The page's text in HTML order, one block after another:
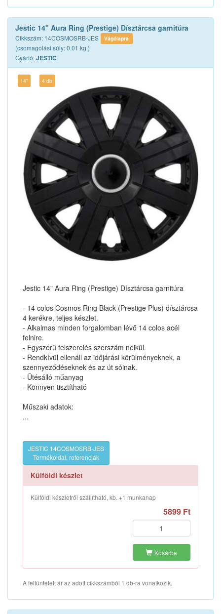
Jestic 14" Aura Ring (Prestige) Dísztárcsa garnitúra
Cikkszám: 14COSMOSRB-JES Vágólapra
(csomagolási súly: 0.01 kg.)
Gyártó:JESTIC
14" 4 db
Jestic 14" Aura Ring (Prestige) Dísztárcsa garnitúra
- 14 colos Cosmos Ring Black (Prestige Plus) dísztárcsa
4 kerékre, teljes készlet.
- Alkalmas minden forgalomban lévő 14 colos acél
felnire.
- Egyszerű felszerelés szerszám nélkül.
- Rendkívül ellenáll az időjárási körülményeknek, a
szennyeződéseknek és az út sóinak.
- Ütésálló műanyag
- Könnyen tisztítható
Műszaki adatok:
...
JESTIC 14COSMOSRB-JES
Termékoldal, referenciák
Külföldi készlet
Külföldi készletről szállítható, kb. +1 munkanap
5899 Ft
Kosárba
A feltüntetett ár az adott cikkszámból 1 db-ra vonatkozik.